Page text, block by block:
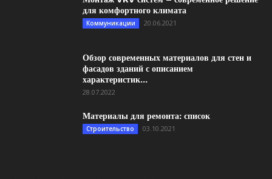
для комфортного климата
Коммуникации 20.06.2021
Обзор современных материалов для стен и
фасадов зданий с описанием
характеристик...
28.07.2022
Материалы для ремонта: список
Строительство 03.10.2021